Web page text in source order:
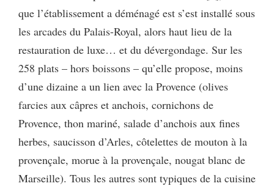
que l’établissement a déménagé est s’est installé sous
les arcades du Palais-Royal, alors haut lieu de la
restauration de luxe… et du dévergondage. Sur les
258 plats – hors boissons – qu’elle propose, moins
d’une dizaine a un lien avec la Provence (olives
farcies aux câpres et anchois, cornichons de
Provence, thon mariné, salade d’anchois aux fines
herbes, saucisson d’Arles, côtelettes de mouton à la
provençale, morue à la provençale, nougat blanc de
Marseille). Tous les autres sont typiques de la cuisine